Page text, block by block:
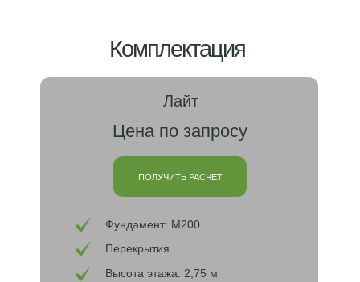
Комплектация
Лайт
ПОЛУЧИТЬ РАСЧЕТ
Цена по запросу
Фундамент: М200
Перекрытия
Высота этажа: 2,75 м